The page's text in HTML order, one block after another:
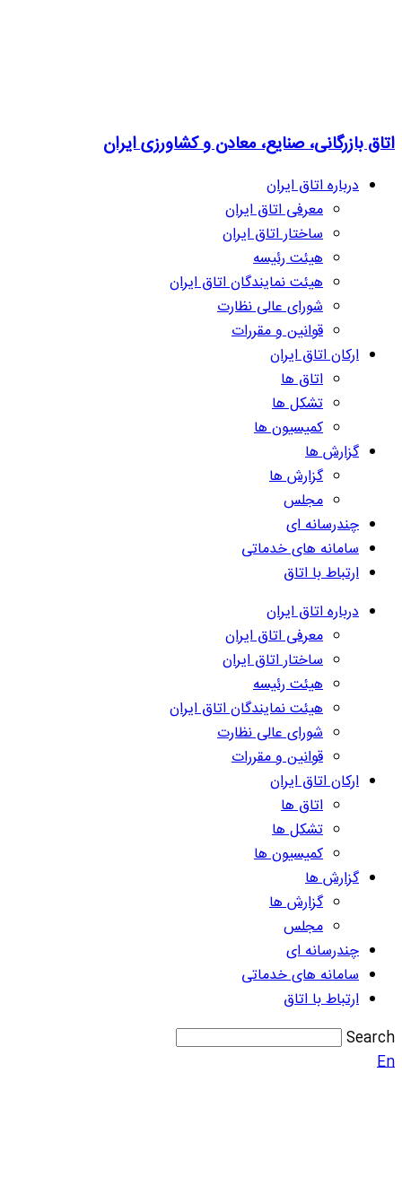
اتاق بازرگانی، صنایع، معادن و کشاورزی ایران
درباره اتاق ایران
معرفی اتاق ایران
ساختار اتاق ایران
هیئت رئیسه
هیئت نمایندگان اتاق ایران
شورای عالی نظارت
قوانین و مقررات
ارکان اتاق ایران
اتاق ها
تشکل ها
کمیسیون ها
گزارش ها
گزارش ها
مجلس
چندرسانه ای
سامانه های خدماتی
ارتباط با اتاق
درباره اتاق ایران
معرفی اتاق ایران
ساختار اتاق ایران
هیئت رئیسه
هیئت نمایندگان اتاق ایران
شورای عالی نظارت
قوانین و مقررات
ارکان اتاق ایران
اتاق ها
تشکل ها
کمیسیون ها
گزارش ها
گزارش ها
مجلس
چندرسانه ای
سامانه های خدماتی
ارتباط با اتاق
Search
En